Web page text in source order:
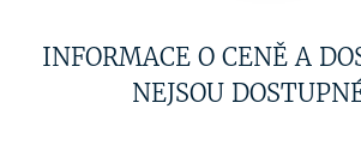
INFORMACE O CENĚ A
NEJSOU